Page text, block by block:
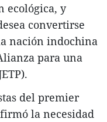
ecológica, y
convertirse
nación indochina
para una
del premier
la necesidad